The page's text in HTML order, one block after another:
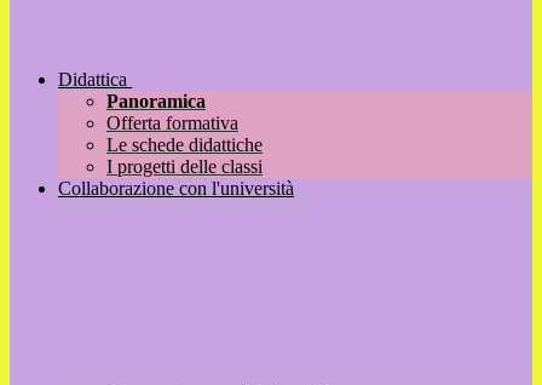
Didattica
Panoramica
Offerta formativa
Le schede didattiche
I progetti delle classi
Collaborazione con l'università